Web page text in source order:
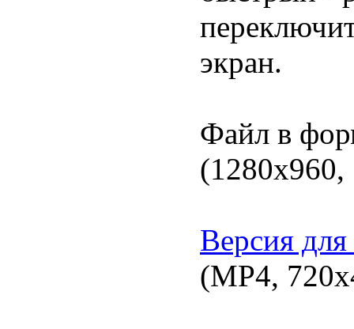
экран.
Файл в
Версия
(MP4,